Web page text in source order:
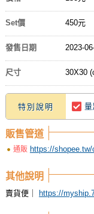
Set價 450元
發售日期 2023-
尺寸 30X30
特別說明 量
販售管道
通販 https://
其他說明
賣貨便｜ https://